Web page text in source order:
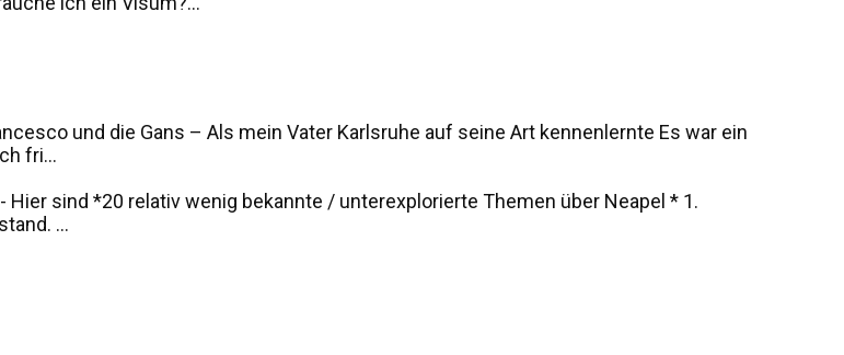
und die Gans – Als mein Vater Karlsruhe auf seine Art kennenlernte Es war ein
fri...
- Hier sind *20 relativ wenig bekannte / unterexplorierte Themen über Neapel * 1.
...